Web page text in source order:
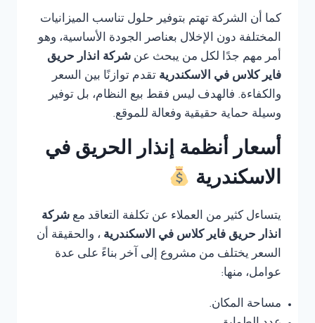
كما أن الشركة تهتم بتوفير حلول تناسب الميزانيات
المختلفة دون الإخلال بعناصر الجودة الأساسية، وهو
أمر مهم جدًا لكل من يبحث عن شركة انذار حريق
فاير كلاس في الاسكندرية تقدم توازنًا بين السعر
والكفاءة. فالهدف ليس فقط بيع النظام، بل توفير
وسيلة حماية حقيقية وفعالة للموقع.
أسعار أنظمة إنذار الحريق في
الاسكندرية
يتساءل كثير من العملاء عن تكلفة التعاقد مع شركة
انذار حريق فاير كلاس في الاسكندرية ، والحقيقة أن
السعر يختلف من مشروع إلى آخر بناءً على عدة
عوامل، منها:
مساحة المكان.